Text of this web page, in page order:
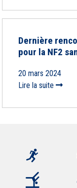
Dernière
pour la NF2
20 mars 2024
Lire la suite